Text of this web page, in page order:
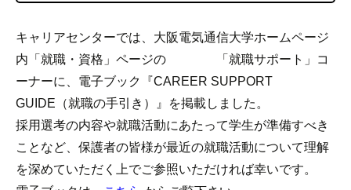
キャリアセンターでは、大阪電気通信大学ホームページ
内「就職・資格」ページの 「就職サポート」コ
ーナーに、電子ブック『CAREER SUPPORT
GUIDE（就職の手引き）』を掲載しました。
採用選考の内容や就職活動にあたって学生が準備すべき
ことなど、保護者の皆様が最近の就職活動について理解
を深めていただく上でご参照いただければ幸いです。